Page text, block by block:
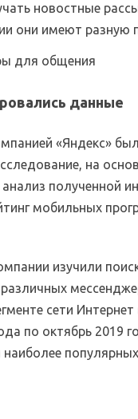
новостные
они имеют разную
данные
«Яндекс»
на
полученной
мобильных
изучили
сети
по октябрь 2019